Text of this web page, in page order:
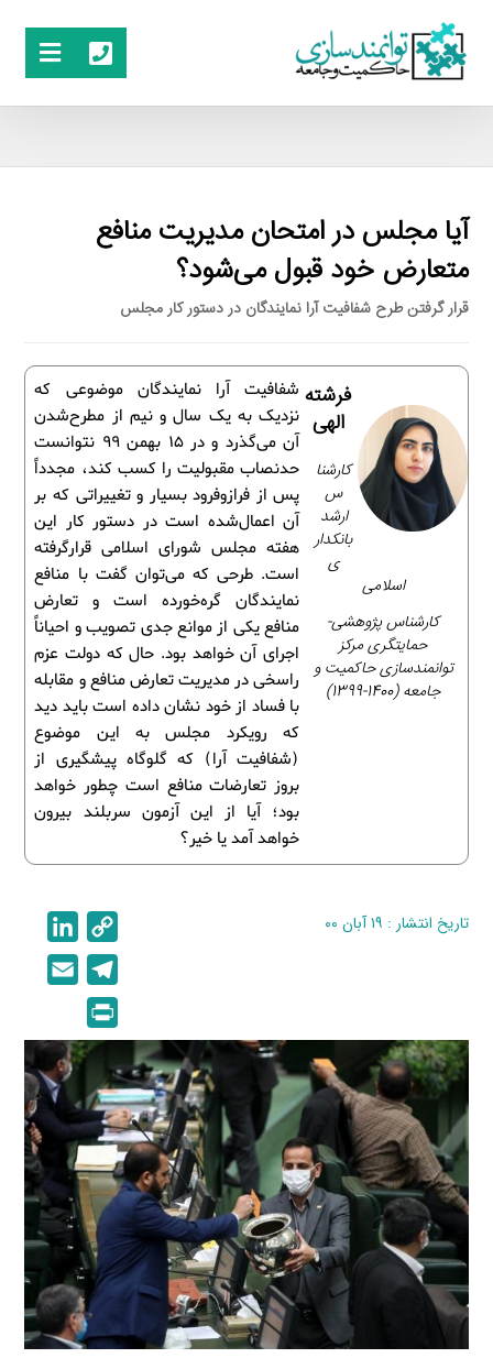
آیا مجلس در امتحان مدیریت منافع
متعارض خود قبول می‌شود؟
قرار گرفتن طرح شفافیت آرا نمایندگان در دستور کار مجلس
شفافیت آرا نمایندگان موضوعی که
نزدیک به یک سال و نیم از مطرح‌شدن
آن می‌گذرد و در 15 بهمن 99 نتوانست
حدنصاب مقبولیت را کسب کند، مجدداً
پس از فرازوفرود بسیار و تغییراتی که بر
آن اعمال‌شده است در دستور کار این
هفته مجلس شورای اسلامی قرارگرفته
است. طرحی که می‌توان گفت با منافع
نمایندگان گره‌خورده است و تعارض
منافع یکی از موانع جدی تصویب و احیاناً
اجرای آن خواهد بود. حال که دولت عزم
راسخی در مدیریت تعارض منافع و مقابله
با فساد از خود نشان داده است باید دید
که رویکرد مجلس به این موضوع
(شفافیت آرا) که گلوگاه پیشگیری از
بروز تعارضات منافع است چطور خواهد
بود؛ آیا از این آزمون سربلند بیرون
خواهد آمد یا خیر؟
فرشته
الهی
کارشنا
س
ارشد
بانکدار
ی
اسلامی
کارشناس پژوهشی-
حمایتگری مرکز
توانمندسازی حاکمیت و
جامعه (1400-1399)
تاریخ انتشار : ۱۹ آبان ۰۰
o
p
y
L
n
k
i
n
e
d
I
n
e
l
e
g
r
a
m
l
r
n
t